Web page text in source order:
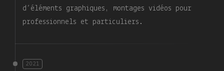
d’éléments graphiques, montages vidéos pour
professionnels et particuliers.
2021